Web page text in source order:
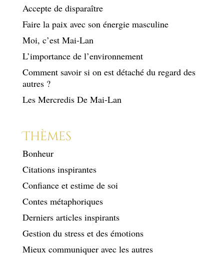
Accepte de disparaître
Faire la paix avec son énergie masculine
Moi, c’est Mai-Lan
L’importance de l’environnement
Comment savoir si on est détaché du regard des
autres ?
Les Mercredis De Mai-Lan
Thèmes
Bonheur
Citations inspirantes
Confiance et estime de soi
Contes métaphoriques
Derniers articles inspirants
Gestion du stress et des émotions
Mieux communiquer avec les autres